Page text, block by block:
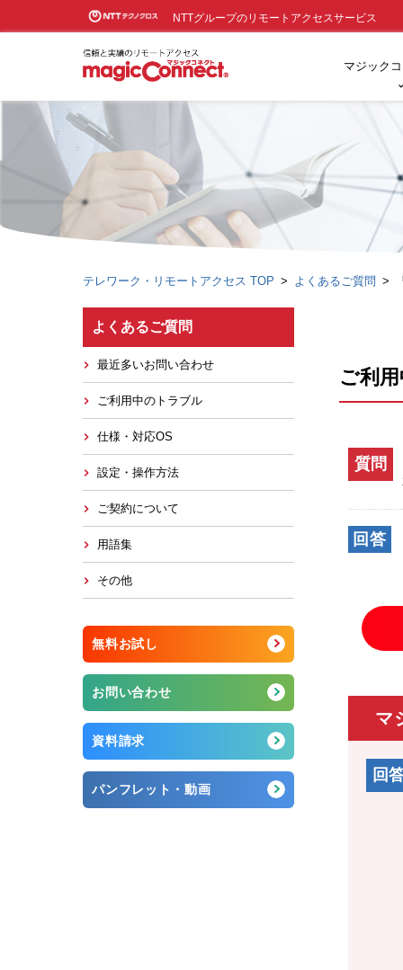
NTTグループのリモートアクセスサービス
マジック
テレワーク・リモートアクセス TOP よくあるご質問
ご利
質問
回答
マ
回
よくあるご質問
最近多いお問い合わせ
ご利用中のトラブル
仕様・対応OS
設定・操作方法
ご契約について
用語集
その他
無料お試し
お問い合わせ
資料請求
パンフレット・動画